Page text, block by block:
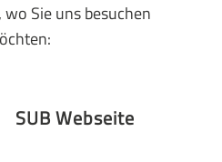
Sie uns besuchen
SUB Webseite